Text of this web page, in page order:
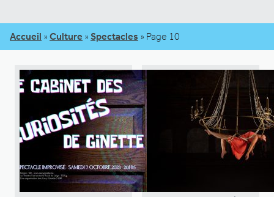
Accueil » Culture » Spectacles » Page 10